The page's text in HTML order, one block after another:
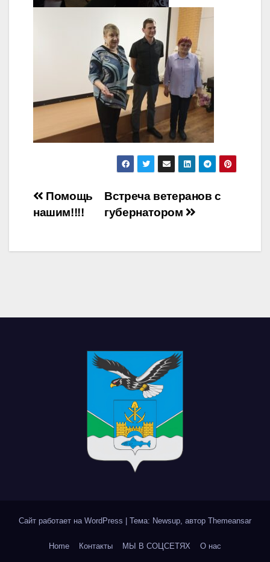
Навигация
записям
Встреча ветеранов с
губернатором
Помощь
нашим!!!!
Сайт работает на WordPress | Тема: Newsup, автор Themeansar
Home Контакты МЫ В СОЦСЕТЯХ О нас